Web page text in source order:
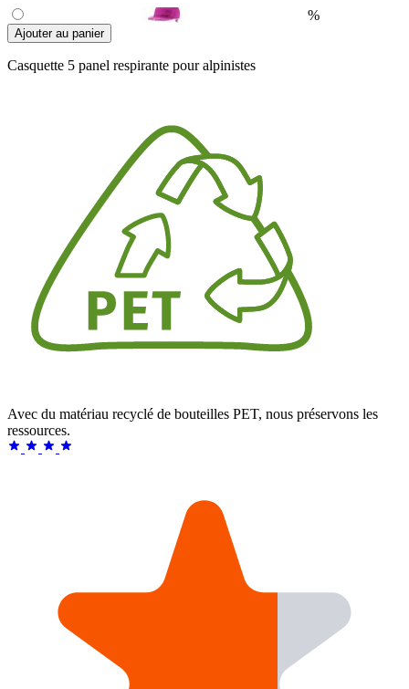
%
Ajouter au panier
Casquette 5 panel respirante pour alpinistes
Avec du matériau recyclé de bouteilles PET, nous préservons les
ressources.